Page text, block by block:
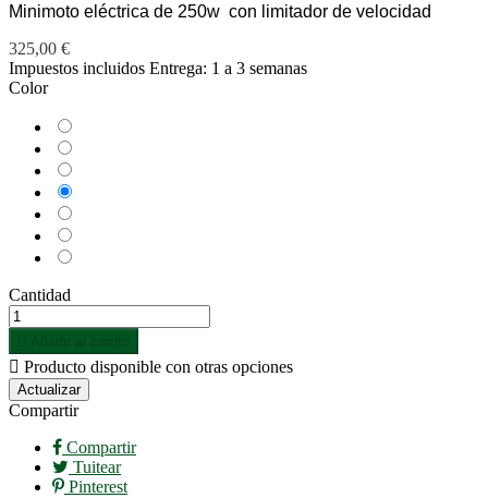
Minimoto eléctrica de 250w con limitador de velocidad
325,00 €
Impuestos incluidos Entrega: 1 a 3 semanas
Color
Cantidad
 Producto disponible con otras opciones
Compartir
Compartir
Tuitear
Pinterest